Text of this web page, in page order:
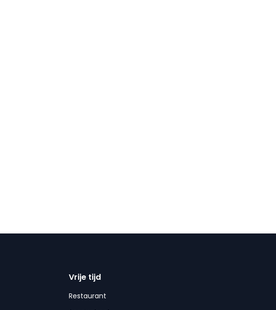
Vrije tijd
Restaurant